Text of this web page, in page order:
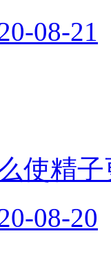
08-21
使精
08-20